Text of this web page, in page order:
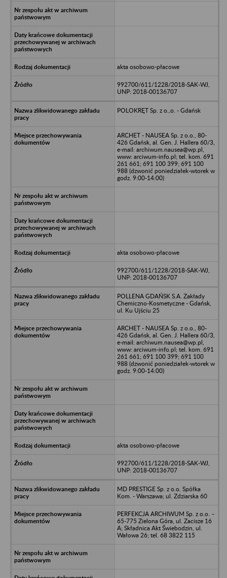
akta osobowo-płacowe
992700/611/1228/2018-SAK-WJ,
UNP: 2018-00136707
POLOKRĘT Sp. z o.,o. - Gdańsk
ARCHET - NAUSEA Sp. z o.o., 80-
426 Gdańsk, al. Gen. J. Hallera 60/3,
e-mail: archiwum.nausea@wp.pl,
www: arciwum-info.pl; tel. kom. 691
261 661; 691 100 399; 691 100
988 (dzwonić poniedziałek-wtorek w
godz. 9:00-14:00)
akta osobowo-płacowe
992700/611/1228/2018-SAK-WJ,
UNP: 2018-00136707
POLLENA GDAŃSK S.A. Zakłady
Chemiczno-Kosmetyczne - Gdańsk,
ul. Ku Ujściu 25
ARCHET - NAUSEA Sp. z o.o., 80-
426 Gdańsk, al. Gen. J. Hallera 60/3,
e-mail: archiwum.nausea@wp.pl,
www: arciwum-info.pl; tel. kom. 691
261 661; 691 100 399; 691 100
988 (dzwonić poniedziałek-wtorek w
godz. 9:00-14:00)
akta osobowo-płacowe
992700/611/1228/2018-SAK-WJ,
UNP: 2018-00136707
MD PRESTIGE Sp. z o.o. Spółka
Kom. - Warszawa; ul. Zdziarska 60
PERFEKCJA ARCHIWUM Sp. z o.o. –
65-775 Zielona Góra, ul. Zacisze 16
A; Składnica Akt Świebodzin, ul.
Wałowa 26; tel. 68 3822 115